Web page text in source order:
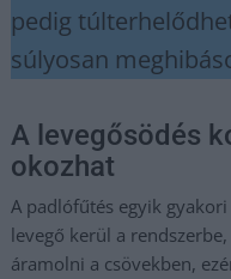
pedig
súlyosan
A levegősödés
okozhat
A padlófűtés egyik
levegő kerül a
áramolni a csövekben,